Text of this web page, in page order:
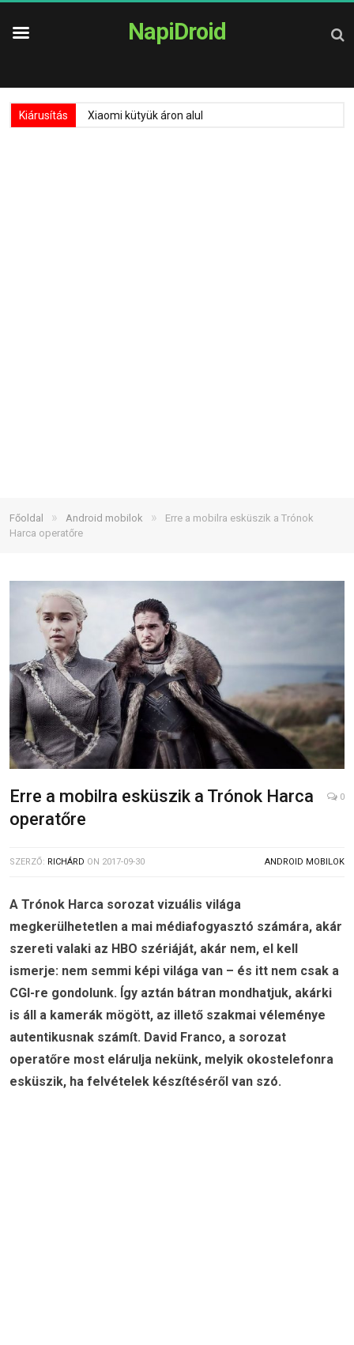
NapiDroid
Kiárusítás Xiaomi kütyük áron alul
Főoldal » Android mobilok »
Erre a mobilra esküszik a Trónok
Harca operatőre
Erre a mobilra esküszik a Trónok Harca
operatőre
0
SZERZŐ: RICHÁRD ON 2017-09-30 ANDROID MOBILOK
A Trónok Harca sorozat vizuális világa
megkerülhetetlen a mai médiafogyasztó számára, akár
szereti valaki az HBO szériáját, akár nem, el kell
ismerje: nem semmi képi világa van – és itt nem csak a
CGI-re gondolunk. Így aztán bátran mondhatjuk, akárki
is áll a kamerák mögött, az illető szakmai véleménye
autentikusnak számít. David Franco, a sorozat
operatőre most elárulja nekünk, melyik okostelefonra
esküszik, ha felvételek készítéséről van szó.